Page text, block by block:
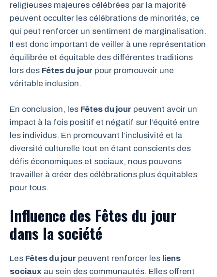
religieuses majeures célébrées par la majorité
peuvent occulter les célébrations de minorités, ce
qui peut renforcer un sentiment de marginalisation.
Il est donc important de veiller à une représentation
équilibrée et équitable des différentes traditions
lors des Fêtes du jour pour promouvoir une
véritable inclusion.
En conclusion, les Fêtes du jour peuvent avoir un
impact à la fois positif et négatif sur l’équité entre
les individus. En promouvant l’inclusivité et la
diversité culturelle tout en étant conscients des
défis économiques et sociaux, nous pouvons
travailler à créer des célébrations plus équitables
pour tous.
Influence des Fêtes du jour
dans la société
Les Fêtes du jour peuvent renforcer les liens
sociaux au sein des communautés. Elles offrent